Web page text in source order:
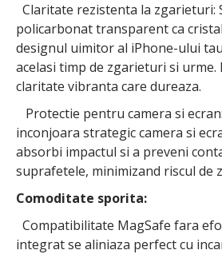
Claritate rezistenta la zgarieturi:
policarbonat transparent ca
designul uimitor al iPhone-ului
acelasi timp de zgarieturi si urme.
claritate vibranta care dureaza.
Protectie pentru camera si
inconjoara strategic camera si
absorbi impactul si a preveni
suprafetele, minimizand riscul de
Comoditate sporita:
Compatibilitate MagSafe fara
integrat se aliniaza perfect cu